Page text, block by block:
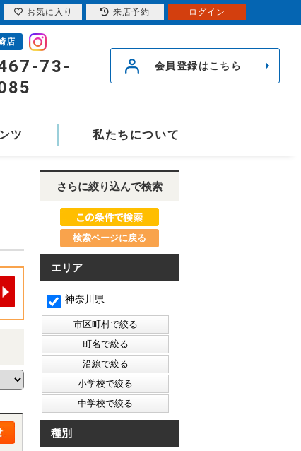
店
73-
会員登録はこちら
ツ 私たちについて
さらに絞り込んで検索
検索ページに戻る
エリア
神奈川県
種別
お気に入り 来店予約 ログイン